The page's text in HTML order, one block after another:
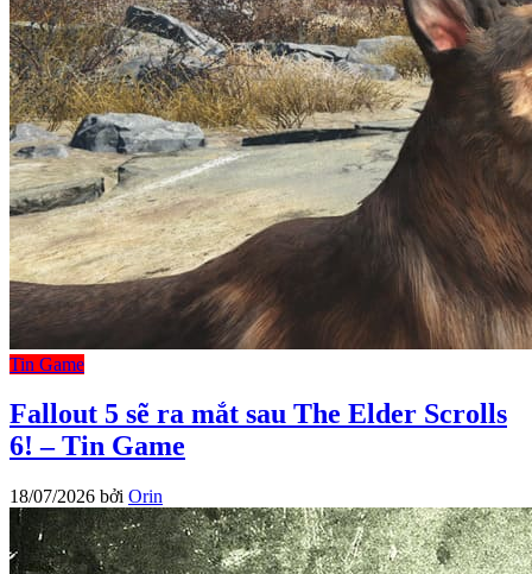
Tin Game
Fallout 5 sẽ ra mắt sau The Elder Scrolls
6! – Tin Game
18/07/2026 bởi Orin